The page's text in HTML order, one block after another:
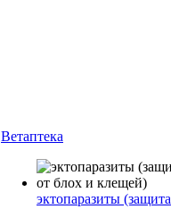
Ветаптека
эктопаразиты (защита